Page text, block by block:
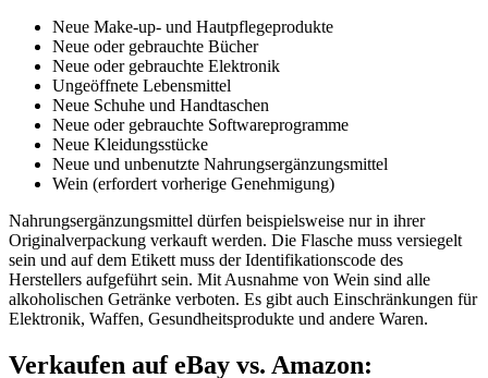
Neue Make-up- und Hautpflegeprodukte
Neue oder gebrauchte Bücher
Neue oder gebrauchte Elektronik
Ungeöffnete Lebensmittel
Neue Schuhe und Handtaschen
Neue oder gebrauchte Softwareprogramme
Neue Kleidungsstücke
Neue und unbenutzte Nahrungsergänzungsmittel
Wein (erfordert vorherige Genehmigung)
Nahrungsergänzungsmittel dürfen beispielsweise nur in ihrer
Originalverpackung verkauft werden. Die Flasche muss versiegelt
sein und auf dem Etikett muss der Identifikationscode des
Herstellers aufgeführt sein. Mit Ausnahme von Wein sind alle
alkoholischen Getränke verboten. Es gibt auch Einschränkungen für
Elektronik, Waffen, Gesundheitsprodukte und andere Waren.
Verkaufen auf eBay vs. Amazon: